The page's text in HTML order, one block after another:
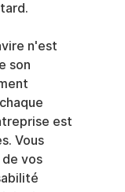
n'est
son
est
Vous
vos